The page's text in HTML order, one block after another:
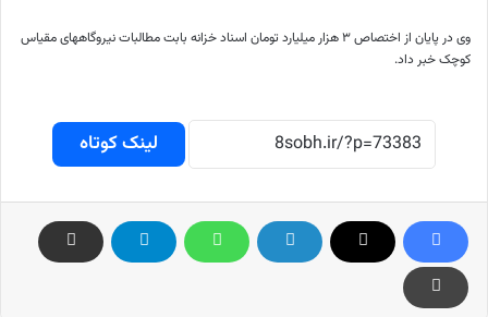
وی در پایان از اختصاص ٣ هزار میلیارد تومان اسناد خزانه بابت مطالبات نیروگاههای مقیاس
کوچک خبر داد.
لینک کوتاه